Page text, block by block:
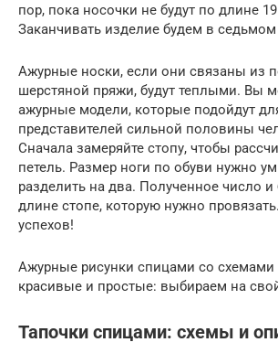
пор, пока носочки не будут по длине
Заканчивать изделие будем в седьмом
Ажурные носки, если они связаны из
шерстяной пряжи, будут теплыми. Вы
ажурные модели, которые подойдут
представителей сильной половины
Сначала замеряйте стопу, чтобы
петель. Размер ноги по обуви нужно
разделить на два. Полученное число и
длине стопе, которую нужно
успехов!
Ажурные рисунки спицами со
красивые и простые: выбираем на
Тапочки спицами: схемы и